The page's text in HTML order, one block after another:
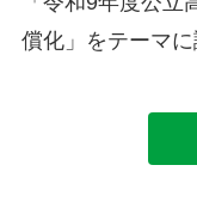
償化」をテーマに